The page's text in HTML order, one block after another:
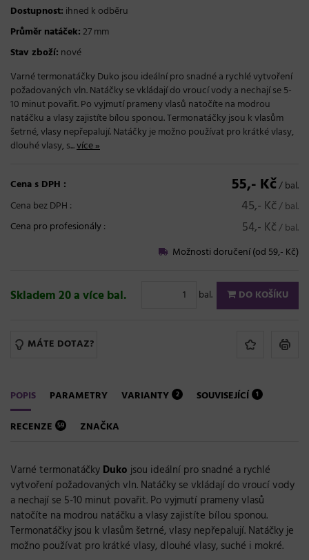
Dostupnost: ihned k odběru
Průměr natáček:27 mm
Stav zboží: nové
Varné termonatáčky Duko jsou ideální pro snadné a rychlé vytvoření
požadovaných vln. Natáčky se vkládají do vroucí vody a nechají se 5-
10 minut povařit. Po vyjmutí prameny vlasů natočíte na modrou
natáčku a vlasy zajistíte bílou sponou. Termonatáčky jsou k vlasům
šetrné, vlasy nepřepalují. Natáčky je možno používat pro krátké vlasy,
dlouhé vlasy, s...více »
Cena s DPH : 55,- Kč/ bal.
Cena bez DPH :
45,- Kč/ bal.
Cena pro profesionály: 54,- Kč/ bal.
Možnosti doručení (od 59,- Kč)
Skladem 20 a více bal. bal. DO KOŠÍKU
MÁTE DOTAZ?
POPIS PARAMETRY VARIANTY 2 SOUVISEJÍCÍ 1
RECENZE 59 ZNAČKA
Varné termonatáčky Dukojsou ideální pro snadné a rychlé
vytvoření požadovaných vln. Natáčky se vkládají do vroucí vody
a nechají se 5-10 minut povařit. Po vyjmutí prameny vlasů
natočíte na modrou natáčku a vlasy zajistíte bílou sponou.
Termonatáčky jsou k vlasům šetrné, vlasy nepřepalují. Natáčky je
možno používat pro krátké vlasy, dlouhé vlasy, suché i mokré.